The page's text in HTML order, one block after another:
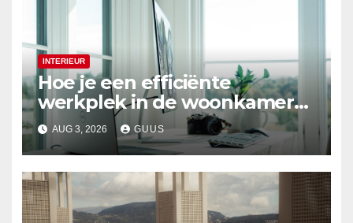
INTERIEUR
Hoe je een efficiënte
werkplek in de woonkamer
creëert
AUG 3, 2026 GUUS